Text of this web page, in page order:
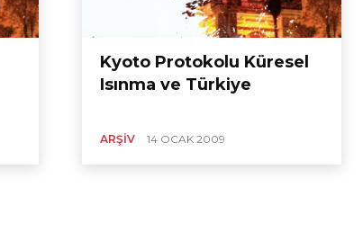
Kyoto Protokolu Küresel
Isınma ve Türkiye
ARŞIV 14 OCAK 2009